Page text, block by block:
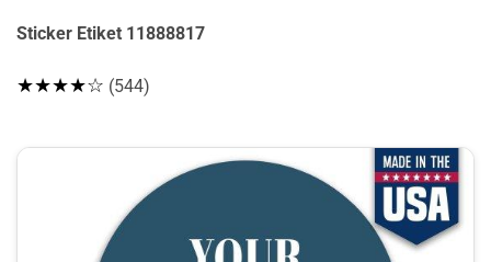
Sticker Etiket 11888817
★★★★☆ (544)